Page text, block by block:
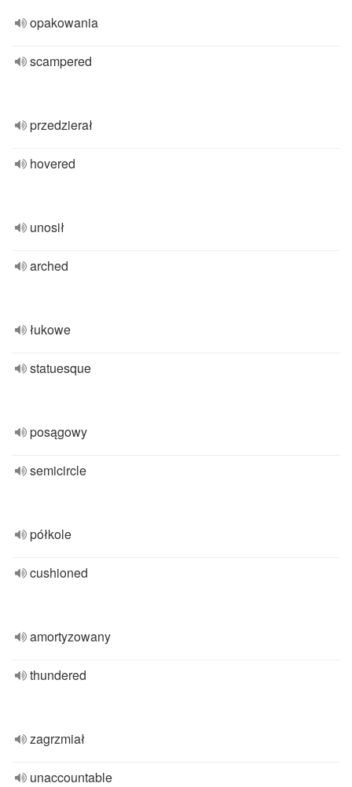
opakowania
scampered
przedzierał
hovered
unosił
arched
łukowe
statuesque
posągowy
semicircle
półkole
cushioned
amortyzowany
thundered
zagrzmiał
unaccountable